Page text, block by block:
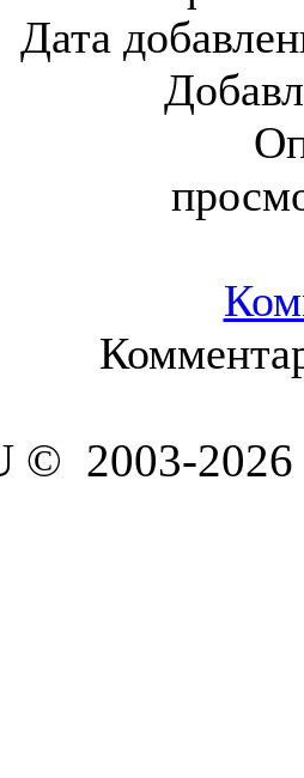
Дата
© 2003-2026